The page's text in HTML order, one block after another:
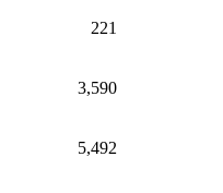
221
3,590
5,492